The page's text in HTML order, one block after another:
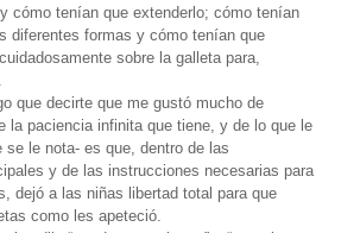
cómo tenían que extenderlo; cómo tenían
diferentes formas y cómo tenían que
sobre la galleta para,
que decirte que me gustó mucho de
la paciencia infinita que tiene, y de lo que le
se le nota- es que, dentro de las
y de las instrucciones necesarias para
dejó a las niñas libertad total para que
como les apeteció.